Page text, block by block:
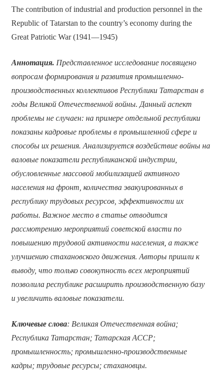
The contribution of industrial and production personnel in the
Republic of Tatarstan to the country’s economy during the
Great Patriotic War (1941—1945)
Аннотация. Представленное исследование посвящено
вопросам формирования и развития промышленно-
производственных коллективов Республики Татарстан в
годы Великой Отечественной войны. Данный аспект
проблемы не случаен: на примере отдельной республики
показаны кадровые проблемы в промышленной сфере и
способы их решения. Анализируется воздействие войны на
валовые показатели республиканской индустрии,
обусловленные массовой мобилизацией активного
населения на фронт, количества эвакуированных в
республику трудовых ресурсов, эффективности их
работы. Важное место в статье отводится
рассмотрению мероприятий советской власти по
повышению трудовой активности населения, а также
улучшению стахановского движения. Авторы пришли к
выводу, что только совокупность всех мероприятий
позволила республике расширить производственную базу
и увеличить валовые показатели.
Ключевые слова: Великая Отечественная война;
Республика Татарстан; Татарская АССР;
промышленность; промышленно-производственные
кадры; трудовые ресурсы; стахановцы.